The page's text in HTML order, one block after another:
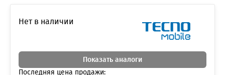
Нет в наличии
Показать аналоги
Последняя цена продажи: